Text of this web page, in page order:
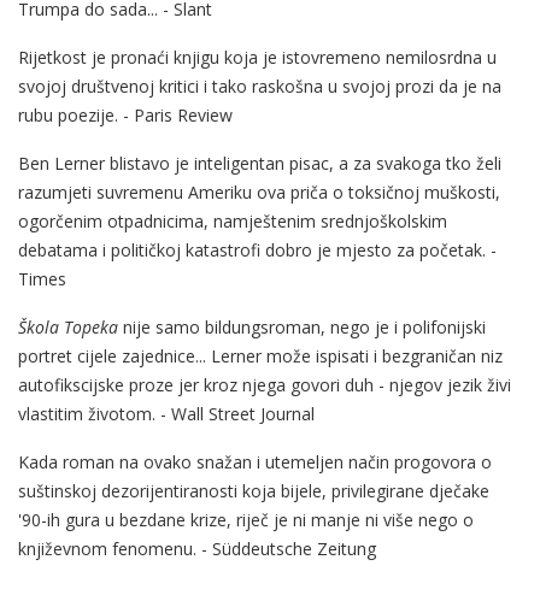
Trumpa do sada... - Slant
Rijetkost je pronaći knjigu koja je istovremeno nemilosrdna u
svojoj društvenoj kritici i tako raskošna u svojoj prozi da je na
rubu poezije. - Paris Review
Ben Lerner blistavo je inteligentan pisac, a za svakoga tko želi
razumjeti suvremenu Ameriku ova priča o toksičnoj muškosti,
ogorčenim otpadnicima, namještenim srednjoškolskim
debatama i političkoj katastrofi dobro je mjesto za početak. -
Times
Škola Topeka nije samo bildungsroman, nego je i polifonijski
portret cijele zajednice... Lerner može ispisati i bezgraničan niz
autofikscijske proze jer kroz njega govori duh - njegov jezik živi
vlastitim životom. - Wall Street Journal
Kada roman na ovako snažan i utemeljen način progovora o
suštinskoj dezorijentiranosti koja bijele, privilegirane dječake
'90-ih gura u bezdane krize, riječ je ni manje ni više nego o
književnom fenomenu. - Süddeutsche Zeitung